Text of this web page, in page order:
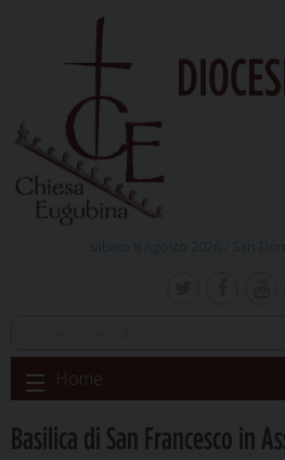
Skip
to
Home
Basilica di San Francesco in